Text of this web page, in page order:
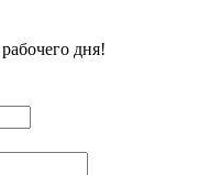
дня!